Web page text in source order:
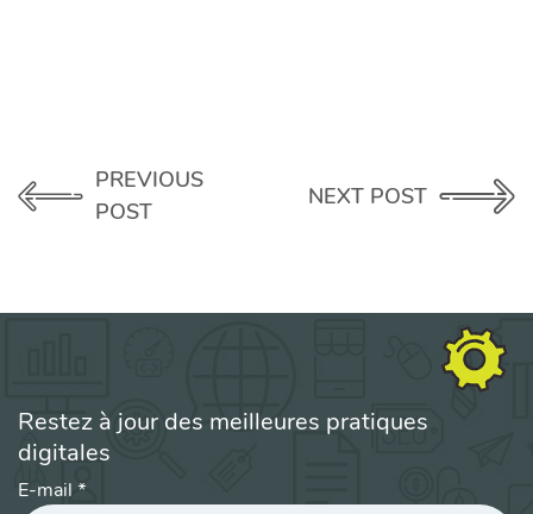
PREVIOUS
POST
NEXT POST
Restez à jour des meilleures pratiques
digitales
E-mail *